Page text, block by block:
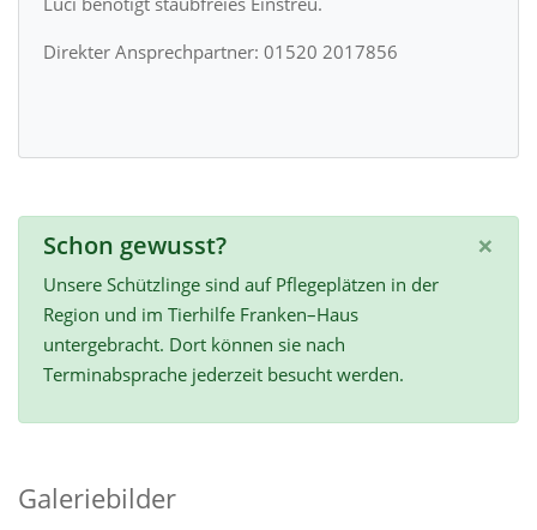
Direkter Ansprechpartner: 01520 2017856
×
Schon gewusst?
Unsere Schützlinge sind auf Pflegeplätzen in der
Region und im Tierhilfe Franken–Haus
untergebracht. Dort können sie nach
Terminabsprache jederzeit besucht werden.
Galeriebilder